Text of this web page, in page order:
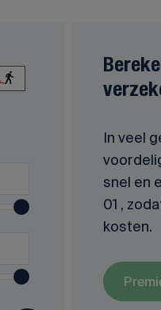
In veel
snel en
01 ,
kosten.